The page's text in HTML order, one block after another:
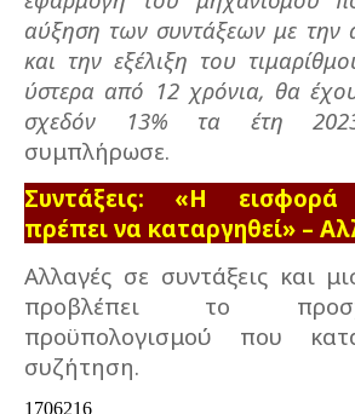
αύξηση των συντάξεων με την
και την εξέλιξη του
ύστερα από 12 χρόνια, θα
σχεδόν 13% τα έτη
συμπλήρωσε.
Συντάξεις: «Η εισφορά
πρέπει να καταργηθεί» –
Αλλαγές σε συντάξεις και
προβλέπει το
προϋπολογισμού που
συζήτηση.